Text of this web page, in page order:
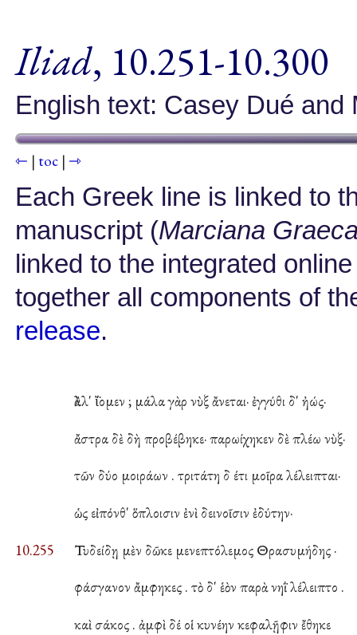
Iliad, 10.251-10.300
English text: Casey Dué and
⇽ | toc| ⇾
Each Greek line is linked to
manuscript (Marciana
linked to the integrated
together all components of
release.
ἂλλ' ἴ̈ομεν ; μάλα γὰρ νὺξ ἄνεται· ἐγγύθι δ' ἠώς·
ἄστρα δὲ δὴ προβέβηκε· παρωίχηκεν δὲ πλέω νὺξ·
τῶν δύο μοιράων . τριτάτη δ έτι μοῖρα λέλειπται·
ὡς εἰπόνθ' ὅπλοισιν ἐνὶ δεινοῖσιν ἐδύτην·
10.255
Τυδείδῃ μὲν δῶκε μενεπτόλεμος Θρασυμήδης ·
φάσγανον ἄμφηκες . τὸ δ' ἑὸν παρὰ νηῒ λέλειπτο .
καὶ σάκος . ἀμφὶ δέ οἱ κυνέην κεφαλῇφιν ἔθηκε